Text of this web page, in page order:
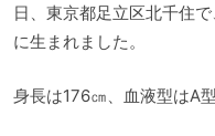
日、東京都足立区北千住
に生まれました。
身長は176㎝、血液型はA